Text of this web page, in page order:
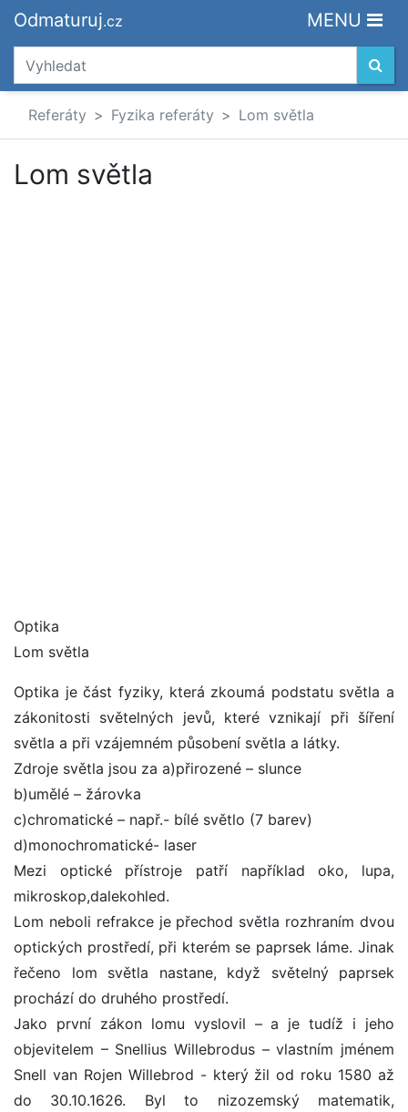
Odmaturuj.cz MENU
Referáty Fyzika referáty Lom světla
Lom světla
Optika
Lom světla
Optika je část fyziky, která zkoumá podstatu světla a
zákonitosti světelných jevů, které vznikají při šíření
světla a při vzájemném působení světla a látky.
Zdroje světla jsou za a)přirozené – slunce
b)umělé – žárovka
c)chromatické – např.- bílé světlo (7 barev)
d)monochromatické- laser
Mezi optické přístroje patří například oko, lupa,
mikroskop,dalekohled.
Lom neboli refrakce je přechod světla rozhraním dvou
optických prostředí, při kterém se paprsek láme. Jinak
řečeno lom světla nastane, když světelný paprsek
prochází do druhého prostředí.
Jako první zákon lomu vyslovil – a je tudíž i jeho
objevitelem – Snellius Willebrodus – vlastním jménem
Snell van Rojen Willebrod - který žil od roku 1580 až
do 30.10.1626. Byl to nizozemský matematik,